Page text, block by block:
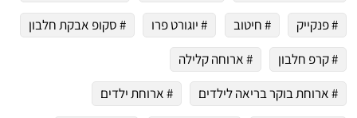
# פנקייק
# חיטוב # יוגורט פרו
# סקופ אבקת חלבון
# קרפ חלבון
# ארוחה קלילה
# ארוחת בוקר בריאה לילדים
# ארוחת ילדים